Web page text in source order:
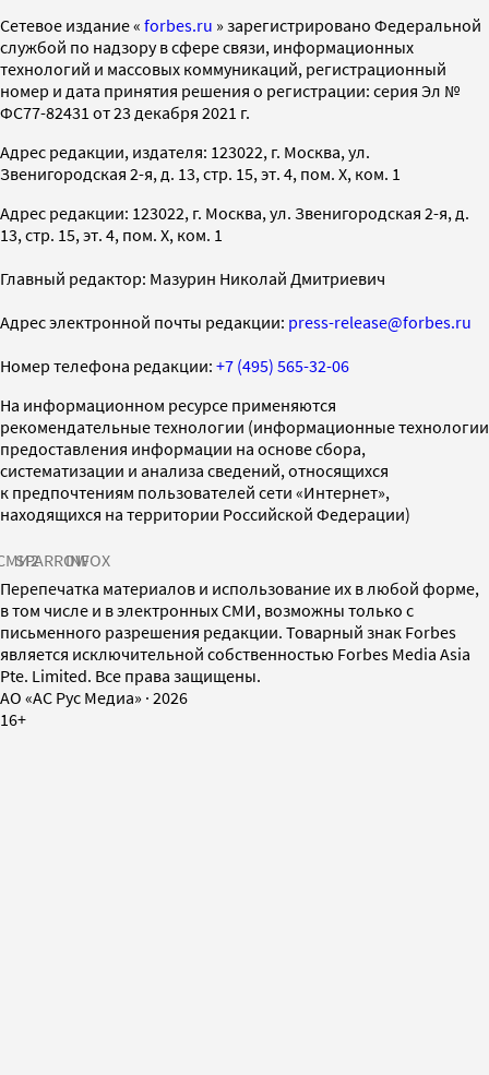
Cетевое издание « forbes.ru » зарегистрировано Федеральной
службой по надзору в сфере связи, информационных
технологий и массовых коммуникаций, регистрационный
номер и дата принятия решения о регистрации: серия Эл №
ФС77-82431 от 23 декабря 2021 г.
Адрес редакции, издателя: 123022, г. Москва, ул.
Звенигородская 2-я, д. 13, стр. 15, эт. 4, пом. X, ком. 1
Адрес редакции: 123022, г. Москва, ул. Звенигородская 2-я, д.
13, стр. 15, эт. 4, пом. X, ком. 1
Главный редактор: Мазурин Николай Дмитриевич
Адрес электронной почты редакции: press-release@forbes.ru
Номер телефона редакции: +7 (495) 565-32-06
На информационном ресурсе применяются
рекомендательные технологии (информационные технологии
предоставления информации на основе сбора,
систематизации и анализа сведений, относящихся
к предпочтениям пользователей сети «Интернет»,
находящихся на территории Российской Федерации)
SPARROWINFOX
Перепечатка материалов и использование их в любой форме,
в том числе и в электронных СМИ, возможны только с
письменного разрешения редакции. Товарный знак Forbes
является исключительной собственностью Forbes Media Asia
Pte. Limited. Все права защищены.
AO «АС Рус Медиа» · 2026
16+